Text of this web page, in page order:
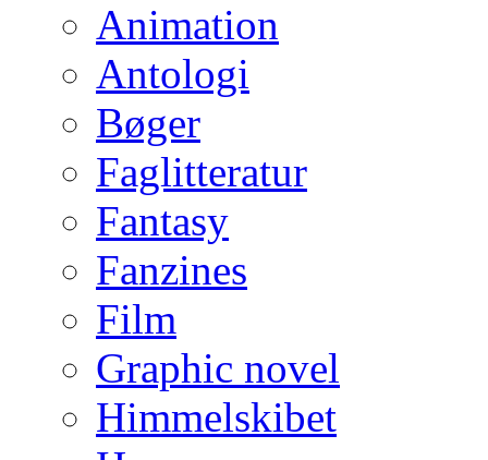
Animation
Antologi
Bøger
Faglitteratur
Fantasy
Fanzines
Film
Graphic novel
Himmelskibet